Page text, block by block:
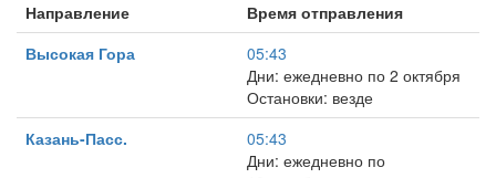
Направление
Время отправления
Высокая Гора
05:43
Дни: ежедневно по 2 октября
Остановки: везде
Казань-Пасс.
05:43
Дни: ежедневно по